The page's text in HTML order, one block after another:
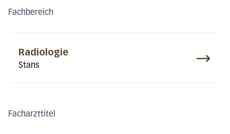
Fachbereich
Radiologie
Stans
Facharzttitel